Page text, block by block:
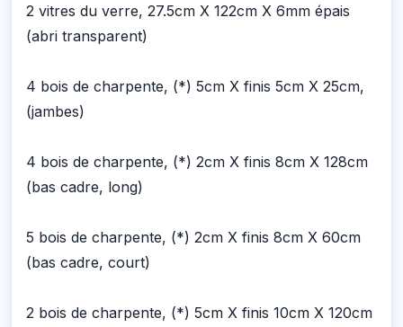
2 vitres du verre, 27.5cm X 122cm X 6mm épais
(abri transparent)
4 bois de charpente, (*) 5cm X finis 5cm X 25cm,
(jambes)
4 bois de charpente, (*) 2cm X finis 8cm X 128cm
(bas cadre, long)
5 bois de charpente, (*) 2cm X finis 8cm X 60cm
(bas cadre, court)
2 bois de charpente, (*) 5cm X finis 10cm X 120cm